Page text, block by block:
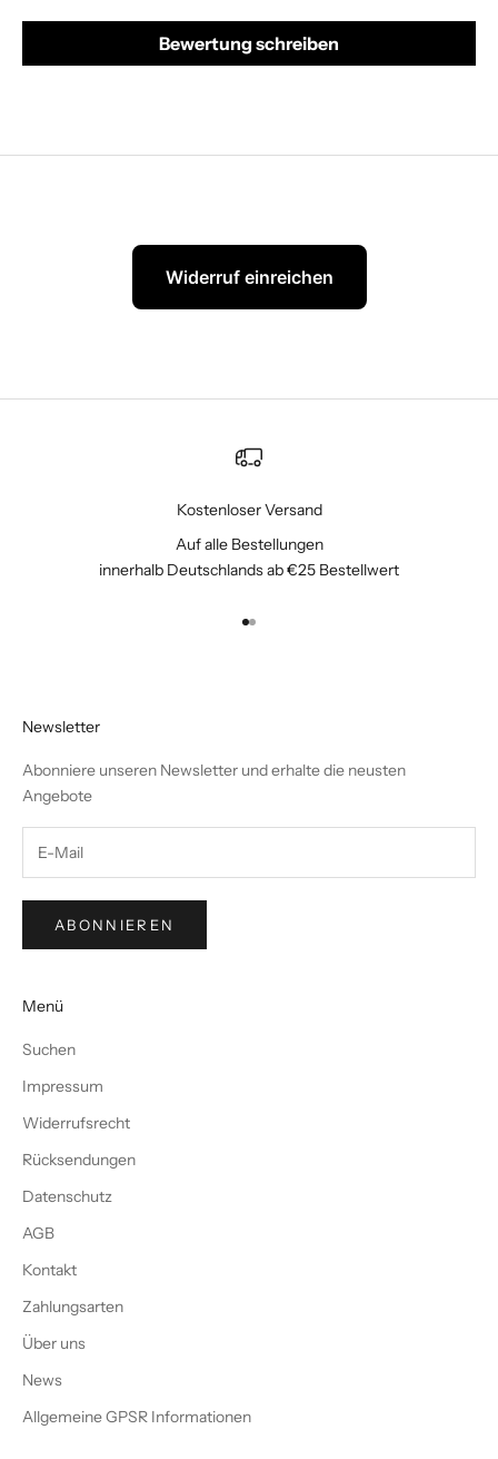
Bewertung schreiben
Widerruf einreichen
Kostenloser Versand
Auf alle Bestellungen
innerhalb Deutschlands ab €25 Bestellwert
Gehe zu Element 1
Gehe zu Element 2
Newsletter
Abonniere unseren Newsletter und erhalte die neusten
Angebote
ABONNIEREN
Menü
Suchen
Impressum
Widerrufsrecht
Rücksendungen
Datenschutz
AGB
Kontakt
Zahlungsarten
Über uns
News
Allgemeine GPSR Informationen